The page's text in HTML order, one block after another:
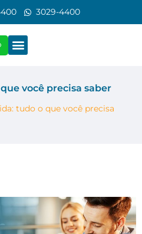
3029-4400
você precisa saber
tudo o que você precisa